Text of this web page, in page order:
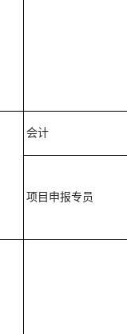
会计
项目申报专员